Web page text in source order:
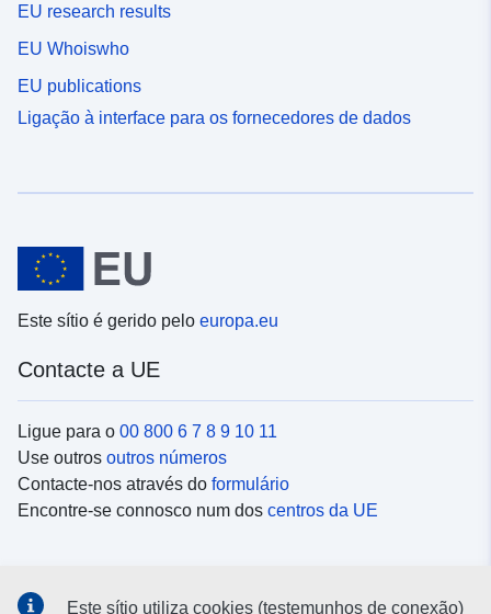
EU research results
EU Whoiswho
EU publications
Ligação à interface para os fornecedores de dados
Este sítio é gerido pelo europa.eu
Contacte a UE
Ligue para o 00 800 6 7 8 9 10 11
Use outros outros números
Contacte-nos através do formulário
Encontre-se connosco num dos centros da UE
Este sítio utiliza cookies (testemunhos de conexão)